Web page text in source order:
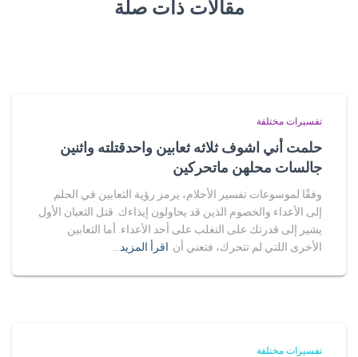
مقالات ذات صلة
تفسيرات مختلفة
حلمت أني اشوف ثلاثه ثعابين واحدقتلته واثنين
جالسات محلهن ماتحركين
وفقًا لموسوعات تفسير الأحلام، يرمز رؤية الثعابين في الحلم
إلى الأعداء والخصوم الذين قد يحاولون إيذاءك. قتل الثعبان الأول
يشير إلى قدرتك على التغلب على أحد الأعداء. أما الثعابين
الأخرى اللتي لم تتحرك، فتعني أن اقرأ المزيد…
تفسيرات مختلفة